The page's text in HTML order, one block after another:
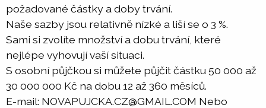
požadované částky a doby trvání.
Naše sazby jsou relativně nízké a liší se o 3 %.
Sami si zvolíte množství a dobu trvání, které
nejlépe vyhovují vaší situaci.
S osobní půjčkou si můžete půjčit částku 50 000 až
30 000 000 Kč na dobu 12 až 360 měsíců.
E-mail: NOVAPUJCKA.CZ@GMAIL.COM Nebo